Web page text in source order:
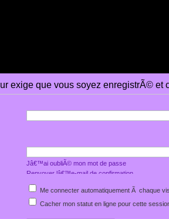
exige que vous soyez enregistrÃ©
Jâ€™ai oubliÃ© mon mot de passe
Renvoyer lâ€™e-mail de confirmation
Me connecter automatiquement Ã chaque
Cacher mon statut en ligne pour cette